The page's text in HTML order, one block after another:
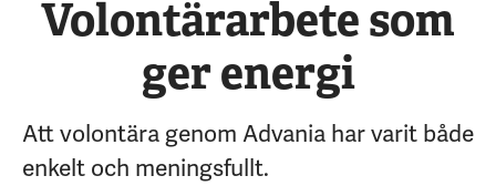
Volontärarbete som
ger energi
Att volontära genom Advania har varit både
enkelt och meningsfullt.